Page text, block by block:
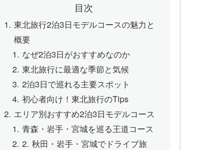
目次
東北旅行2泊3日モデルコースの魅力と
概要
なぜ2泊3日がおすすめなのか
東北旅行に最適な季節と気候
2泊3日で巡れる主要スポット
初心者向け！東北旅行のTips
エリア別おすすめ2泊3日モデルコース
青森・岩手・宮城を巡る王道コース
2. 秋田・岩手・宮城でドライブ旅